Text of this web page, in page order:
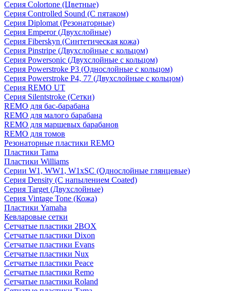
Серия Colortone (Цветные)
Серия Controlled Sound (С пятаком)
Серия Diplomat (Резонаторные)
Серия Emperor (Двухслойные)
Серия Fiberskyn (Синтетическая кожа)
Серия Pinstripe (Двухслойные с кольцом)
Серия Powersonic (Двухслойные с кольцом)
Серия Powerstroke P3 (Однослойные с кольцом)
Серия Powerstroke P4, 77 (Двухслойные с кольцом)
Серия REMO UT
Серия Silentstroke (Сетки)
REMO для бас-барабана
REMO для малого барабана
REMO для маршевых барабанов
REMO для томов
Резонаторные пластики REMO
Пластики Tama
Пластики Williams
Серии W1, WW1, W1xSC (Однослойные глянцевые)
Серия Density (C напылением Coated)
Серия Target (Двухслойные)
Серия Vintage Tone (Кожа)
Пластики Yamaha
Кевларовые сетки
Сетчатые пластики 2BOX
Сетчатые пластики Dixon
Сетчатые пластики Evans
Сетчатые пластики Nux
Сетчатые пластики Peace
Сетчатые пластики Remo
Сетчатые пластики Roland